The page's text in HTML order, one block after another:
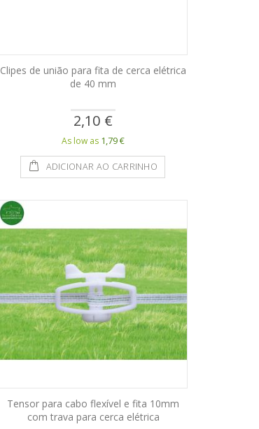
Clipes de união para fita de cerca elétrica
de 40 mm
2,10 €
As low as 1,79 €
ADICIONAR AO CARRINHO
Tensor para cabo flexível e fita 10mm
com trava para cerca elétrica